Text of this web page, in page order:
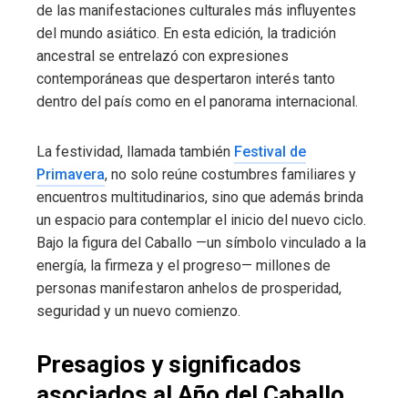
de las manifestaciones culturales más influyentes
del mundo asiático. En esta edición, la tradición
ancestral se entrelazó con expresiones
contemporáneas que despertaron interés tanto
dentro del país como en el panorama internacional.
La festividad, llamada también Festival de
Primavera, no solo reúne costumbres familiares y
encuentros multitudinarios, sino que además brinda
un espacio para contemplar el inicio del nuevo ciclo.
Bajo la figura del Caballo —un símbolo vinculado a la
energía, la firmeza y el progreso— millones de
personas manifestaron anhelos de prosperidad,
seguridad y un nuevo comienzo.
Presagios y significados